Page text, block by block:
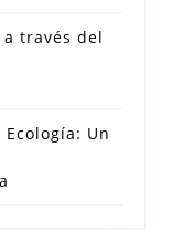
través del
Un